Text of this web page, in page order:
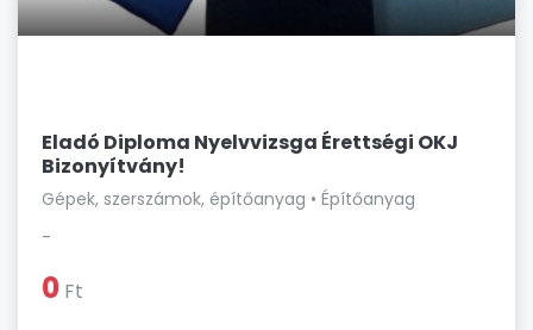
Eladó Diploma Nyelvvizsga Érettségi OKJ
Bizonyítvány!
Gépek, szerszámok, építőanyag • Építőanyag
-
0 Ft